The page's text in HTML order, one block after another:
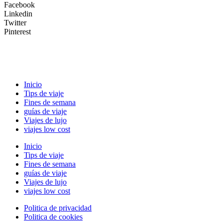
Facebook
Linkedin
Twitter
Pinterest
Inicio
Tips de viaje
Fines de semana
guías de viaje
Viajes de lujo
viajes low cost
Inicio
Tips de viaje
Fines de semana
guías de viaje
Viajes de lujo
viajes low cost
Politica de privacidad
Politica de cookies